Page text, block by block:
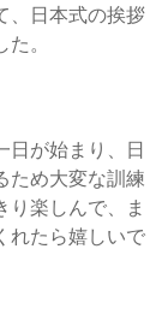
、日本式の挨拶
。
日が始まり、日
ため大変な訓練
り楽しんで、ま
れたら嬉しいで